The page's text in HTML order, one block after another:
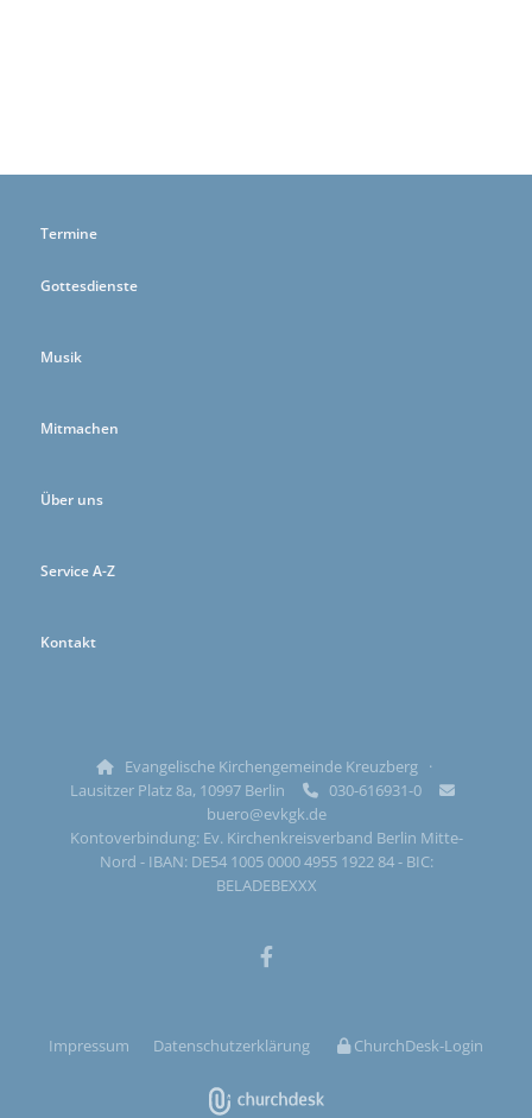
Termine
Gottesdienste
Musik
Mitmachen
Über uns
Service A-Z
Kontakt

Evangelische Kirchengemeinde Kreuzberg ·
Lausitzer Platz 8a, 10997 Berlin
 030-616931-0 
buero@evkgk.de
Kontoverbindung: Ev. Kirchenkreisverband Berlin Mitte-
Nord - IBAN: DE54 1005 0000 4955 1922 84 - BIC:
BELADEBEXXX
Impressum Datenschutzerklärung ChurchDesk-Login